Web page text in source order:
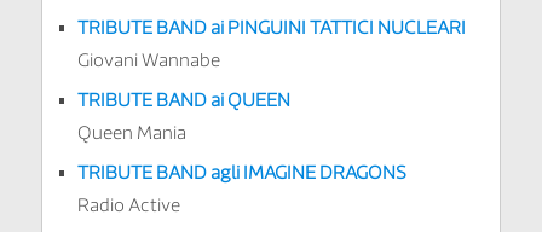
TRIBUTE BAND ai PINGUINI TATTICI NUCLEARI
Giovani Wannabe
TRIBUTE BAND ai QUEEN
Queen Mania
TRIBUTE BAND agli IMAGINE DRAGONS
Radio Active